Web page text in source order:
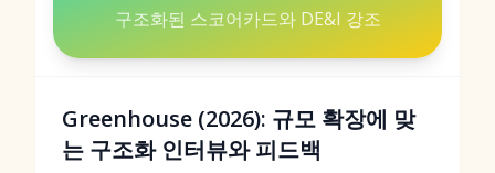
구조화된 스코어카드와 DE&I 강조
Greenhouse (2026): 규모 확장에 맞
는 구조화 인터뷰와 피드백